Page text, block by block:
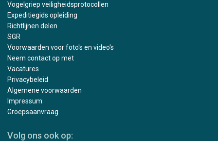
Vogelgriep veiligheidsprotocollen
Expeditiegids opleiding
Richtlijnen delen
SGR
Voorwaarden voor foto's en video's
Neem contact op met
Vacatures
Privacybeleid
Algemene voorwaarden
Impressum
Groepsaanvraag
Volg ons ook op: